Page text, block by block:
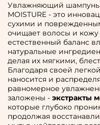
Увлажняющий шампунь
MOISTURE - это
сухими и
очищает волосы и
естественный баланс
натуральные
делая их мягкими,
Благодаря своей
наносится и
равномерное
заложены - экстракты
которые глубоко
продолжая